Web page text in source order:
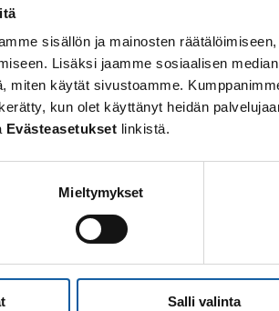
sisällön ja mainosten
Lisäksi jaamme sosiaalisen
miten käytät sivustoamme.
kun olet käyttänyt heidän
Evästeasetukset linkistä.
Mieltymykset
Salli valinta
Mikkosen kirjallista tuotantoa
olemassa
Järvinen, Ulla Lehtonen, Pirjo
Merenkylä
Kronholm